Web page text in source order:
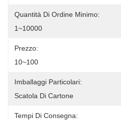
Quantità Di Ordine Minimo:
1~10000
Prezzo:
10~100
Imballaggi Particolari:
Scatola Di Cartone
Tempi Di Consegna: